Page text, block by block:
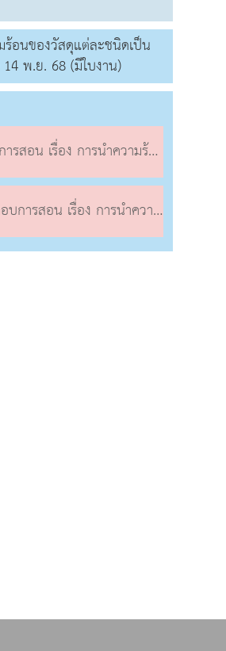
ร้อนของวัสดุแต่ละชนิดเป็น
14 พ.ย. 68 (มีใบงาน)
การนำความร้อนของวัสดุแต่ละชนิดเป็นอย่างไร (2)
อง การนำความร้อนของวัสดุแต่ละชนิดเป็นอย่างไร (2)